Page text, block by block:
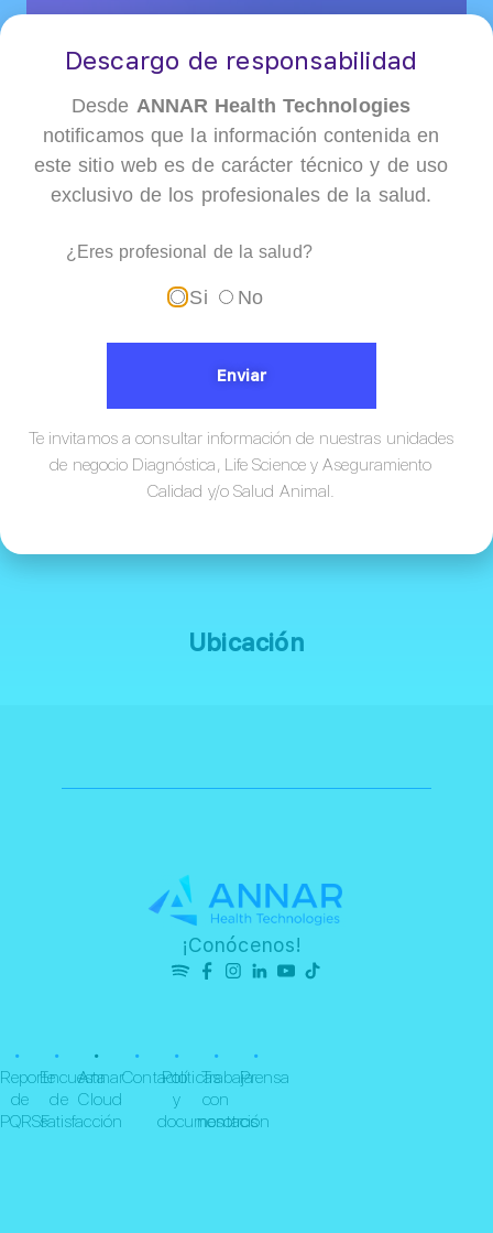
7:00 am a 6:00 pm
Ubicación: Pontificia Universidad Javeriana, Auditorio Luis
Carlos Galán
Organizador:Asociación Colombiana de Genetistas y
Medicina Genómica ACMGEN
Ubicación
¡Conócenos!
•
Reporte
de
PQRSF
•
Encuesta
de
satisfacción
•
Annar
Cloud
•
Contacto
•
Políticas
y
documentación
•
Trabaja
con
nosotros
•
Prensa
Descargo de responsabilidad
Desde ANNAR Health Technologies
notificamos que la información contenida en
este sitio web es de carácter técnico y de uso
exclusivo de los profesionales de la salud.
¿Eres profesional de la salud?
Si No
Enviar
Te invitamos a consultar información de nuestras unidades
de negocio Diagnóstica, Life Science y Aseguramiento
Calidad y/o Salud Animal.